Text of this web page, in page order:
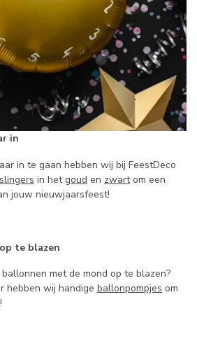
in
in te gaan hebben wij bij FeestDeco
in hetgoud en zwartom een
jouw nieuwjaarsfeest!
te blazen
met de mond op te blazen?
hebben wij handige ballonpompjes om